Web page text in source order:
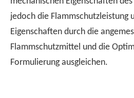
jedoch die Flammschutzleistung
Eigenschaften durch die
Flammschutzmittel und die
Formulierung ausgleichen.